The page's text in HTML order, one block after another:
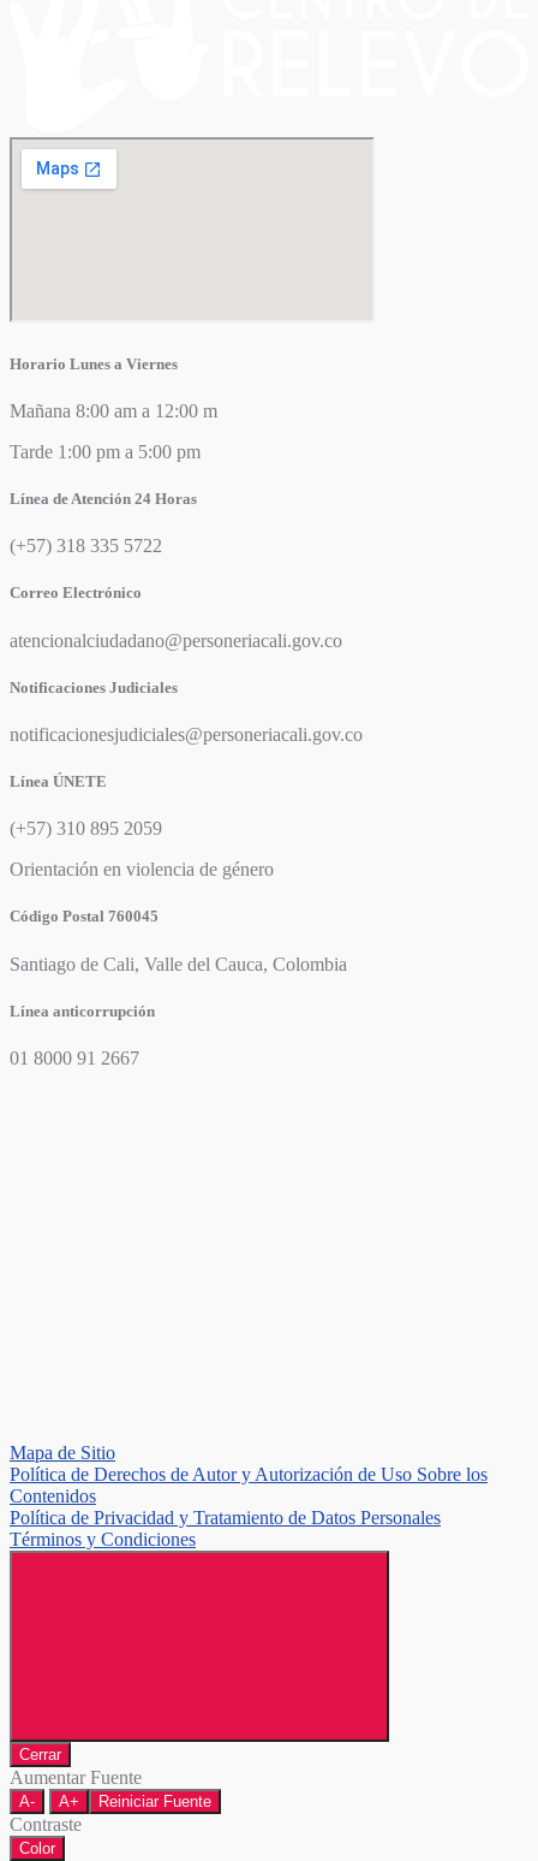
Horario Lunes a Viernes
Mañana 8:00 am a 12:00 m
Tarde 1:00 pm a 5:00 pm
Línea de Atención 24 Horas
(+57) 318 335 5722
Correo Electrónico
atencionalciudadano@personeriacali.gov.co
Notificaciones Judiciales
notificacionesjudiciales@personeriacali.gov.co
Línea ÚNETE
(+57) 310 895 2059
Orientación en violencia de género
Código Postal 760045
Santiago de Cali, Valle del Cauca, Colombia
Línea anticorrupción
01 8000 91 2667
Mapa de Sitio
Política de Derechos de Autor y Autorización de Uso Sobre los
Contenidos
Política de Privacidad y Tratamiento de Datos Personales
Términos y Condiciones
Cerrar
Aumentar Fuente
A- A+ Reiniciar Fuente
Contraste
Color